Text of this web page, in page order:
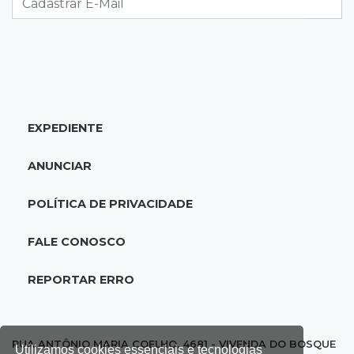
Utilizamos cookies essenciais e tecnologias
18:28Concurso 3.042
acumulado em R$ 165 milhões
18:05Energia renovável
Produção de biodiesel cresce 32% em MS e
abordagem policial no Noroeste
EXPEDIENTE
ANUNCIAR
POLÍTICA DE PRIVACIDADE
FALE CONOSCO
REPORTAR ERRO
RUA ANTÔNIO MARIA COELHO, 4681 - VIVENDA DO BOSQUE